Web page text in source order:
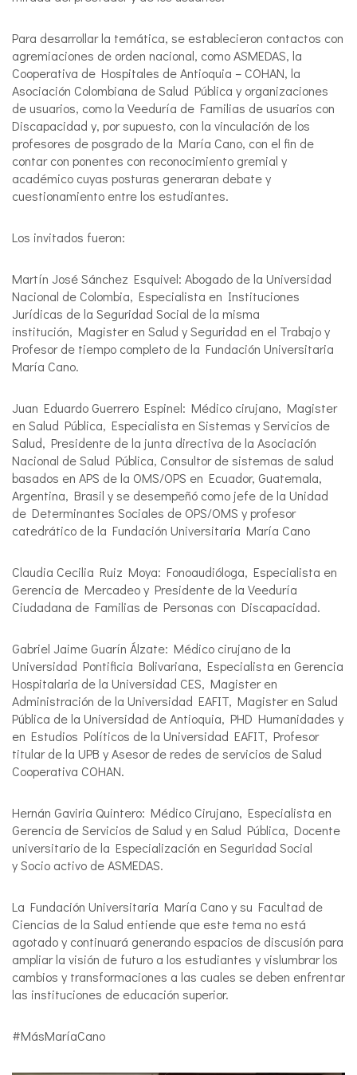
Para desarrollar la temática, se establecieron contactos con
agremiaciones de orden nacional, como ASMEDAS, la
Cooperativa de Hospitales de Antioquia – COHAN, la
Asociación Colombiana de Salud Pública y organizaciones
de usuarios, como la Veeduría de Familias de usuarios con
Discapacidad y, por supuesto, con la vinculación de los
profesores de posgrado de la María Cano, con el fin de
contar con ponentes con reconocimiento gremial y
académico cuyas posturas generaran debate y
cuestionamiento entre los estudiantes.
Los invitados fueron:
Martín José Sánchez Esquivel: Abogado de la Universidad
Nacional de Colombia, Especialista en Instituciones
Jurídicas de la Seguridad Social de la misma
institución, Magister en Salud y Seguridad en el Trabajo y
Profesor de tiempo completo de la Fundación Universitaria
María Cano.
Juan Eduardo Guerrero Espinel: Médico cirujano, Magister
en Salud Pública, Especialista en Sistemas y Servicios de
Salud, Presidente de la junta directiva de la Asociación
Nacional de Salud Pública, Consultor de sistemas de salud
basados en APS de la OMS/OPS en Ecuador, Guatemala,
Argentina, Brasil y se desempeñó como jefe de la Unidad
de Determinantes Sociales de OPS/OMS y profesor
catedrático de la Fundación Universitaria María Cano
Claudia Cecilia Ruiz Moya: Fonoaudióloga, Especialista en
Gerencia de Mercadeo y Presidente de la Veeduría
Ciudadana de Familias de Personas con Discapacidad.
Gabriel Jaime Guarín Álzate: Médico cirujano de la
Universidad Pontificia Bolivariana, Especialista en Gerencia
Hospitalaria de la Universidad CES, Magister en
Administración de la Universidad EAFIT, Magister en Salud
Pública de la Universidad de Antioquia, PHD Humanidades y
en Estudios Políticos de la Universidad EAFIT, Profesor
titular de la UPB y Asesor de redes de servicios de Salud
Cooperativa COHAN.
Hernán Gaviria Quintero: Médico Cirujano, Especialista en
Gerencia de Servicios de Salud y en Salud Pública, Docente
universitario de la Especialización en Seguridad Social
y Socio activo de ASMEDAS.
La Fundación Universitaria María Cano y su Facultad de
Ciencias de la Salud entiende que este tema no está
agotado y continuará generando espacios de discusión para
ampliar la visión de futuro a los estudiantes y vislumbrar los
cambios y transformaciones a las cuales se deben enfrentar
las instituciones de educación superior.
#MásMaríaCano